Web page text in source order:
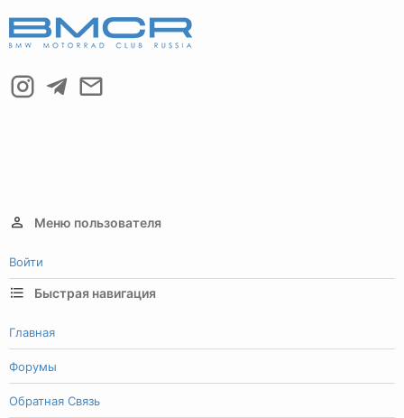
Меню пользователя
Войти
Быстрая навигация
Главная
Форумы
Обратная Связь